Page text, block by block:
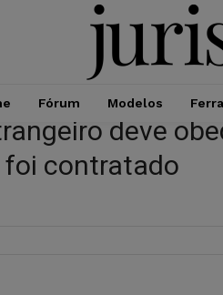
Fórum Modelos
deve
foi contratado